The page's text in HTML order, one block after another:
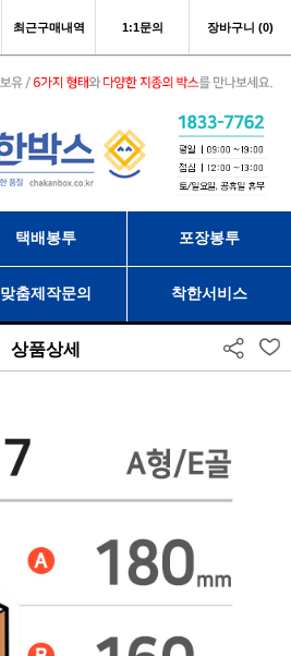
최근구매내역 1:1문의 장바구니 (0)
택배봉투 포장봉투
맞춤제작문의 착한서비스
상품상세